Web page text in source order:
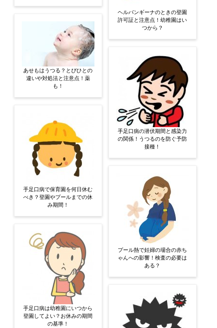
あせもはうつる？とびひとの
違いや対処法と注意点！薬
も！
手足口病で保育園を何日休む
べき？登園やプールまでの休
み期間！
手足口病は幼稚園にいつから
登園してよい？お休みの期間
の基準！
ヘルパンギーナのときの登園
許可証と注意点！幼稚園はい
つから？
手足口病の潜伏期間と感染力
の関係！うつるのを防ぐ予防
接種！
プール熱で妊婦の場合の赤ち
ゃんへの影響！検査の必要は
ある？